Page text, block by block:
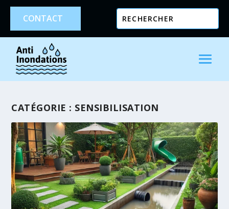
CONTACT
CATÉGORIE : SENSIBILISATION